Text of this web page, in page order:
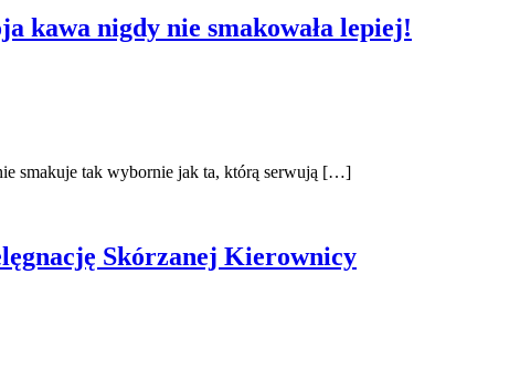
kawa nigdy nie smakowała lepiej!
smakuje tak wybornie jak ta, którą serwują […]
Skórzanej Kierownicy